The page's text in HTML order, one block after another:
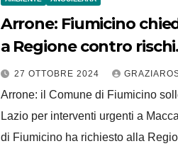
Arrone: Fiumicino
a Regione contro rischi
esondazione
27 OTTOBRE 2024
Arrone: il Comune di Fiumicino
Lazio per interventi urgenti a
di Fiumicino ha richiesto alla